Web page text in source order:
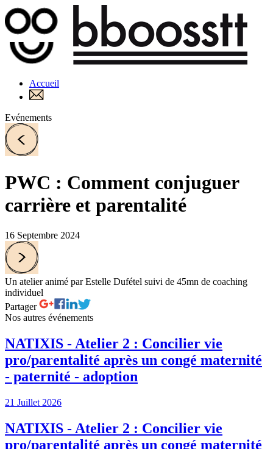
Accueil
Evénements
PWC : Comment conjuguer
carrière et parentalité
16 Septembre 2024
Un atelier animé par Estelle Dufétel suivi de 45mn de coaching
individuel
Partager
Nos autres événements
NATIXIS - Atelier 2 : Concilier vie
pro/parentalité après un congé maternité
- paternité - adoption
21 Juillet 2026
NATIXIS - Atelier 2 : Concilier vie
pro/parentalité après un congé maternité